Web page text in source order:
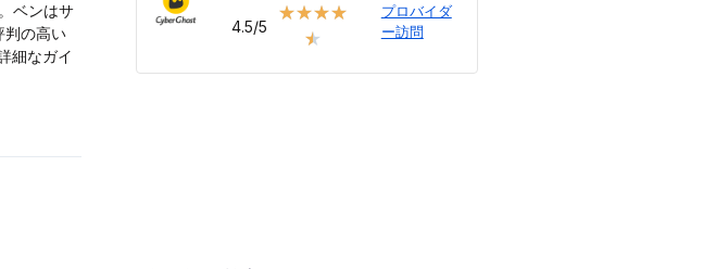
ベンはサ
判の高い
細なガイ
4.5/5
★★★★
★
プロバイダ
ー訪問